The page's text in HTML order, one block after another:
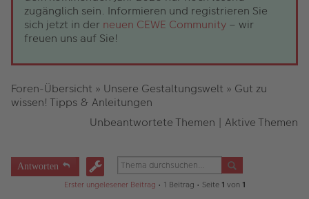
zugänglich sein. Informieren und registrieren Sie
sich jetzt in der neuen CEWE Community – wir
freuen uns auf Sie!
Foren-Übersicht » Unsere Gestaltungswelt » Gut zu
wissen! Tipps & Anleitungen
Unbeantwortete Themen | Aktive Themen
Antworten
Erster ungelesener Beitrag • 1 Beitrag • Seite 1 von 1